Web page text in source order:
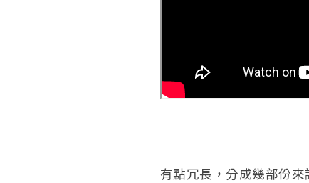
有點冗長，分成幾部份來